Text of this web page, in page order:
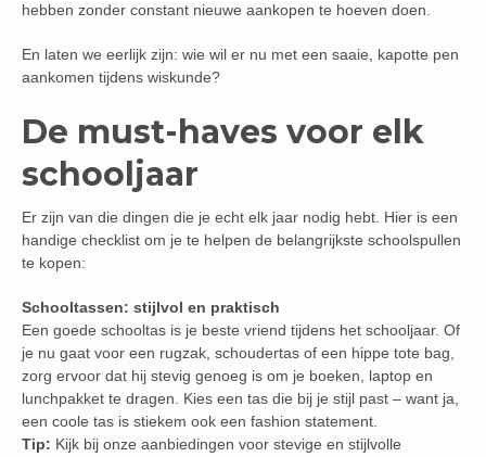
hebben zonder constant nieuwe aankopen te hoeven doen.
En laten we eerlijk zijn: wie wil er nu met een saaie, kapotte pen
aankomen tijdens wiskunde?
De must-haves voor elk
schooljaar
Er zijn van die dingen die je echt elk jaar nodig hebt. Hier is een
handige checklist om je te helpen de belangrijkste schoolspullen
te kopen:
Schooltassen: stijlvol en praktisch
Een goede schooltas is je beste vriend tijdens het schooljaar. Of
je nu gaat voor een rugzak, schoudertas of een hippe tote bag,
zorg ervoor dat hij stevig genoeg is om je boeken, laptop en
lunchpakket te dragen. Kies een tas die bij je stijl past – want ja,
een coole tas is stiekem ook een fashion statement.
Tip: Kijk bij onze aanbiedingen voor stevige en stijlvolle